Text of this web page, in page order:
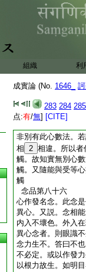
組織 利
成實論 (No. 1646_
283 284 285
点:有/無] [CITE]
縁。心數非觸縁。
曰。觸有何勝相而
實不可説。是故非
於異法中亦説觸名
觸人身。又説受樂
瞋。此於受中説觸
亦説觸爲食。亦言
所知事中説觸名字
非別有此心數法。
相 2 相違。所以者
觸。故知實無別心
觸。又隨能與受等
觸
念品第八十六
心作發名念。此念
異心。又説。念相
内入不壞色。外入
異心念者。則眼識
念力生不。答曰不
不必定。或以作發
以根力故生。如明